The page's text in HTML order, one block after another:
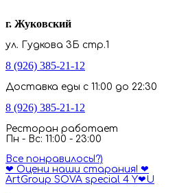
г. Жуковский
ул. Гудкова 3Б стр.1
8 (926) 385-21-12
Доставка еды с 11:00 до 22:30
8 (926) 385-21-12
Ресторан работает
Пн - Вс: 11:00 - 23:00
Все понравилось!?)
❤ Оцени наши старания! ❤
ArtGroup SOVA special 4 Y❤U